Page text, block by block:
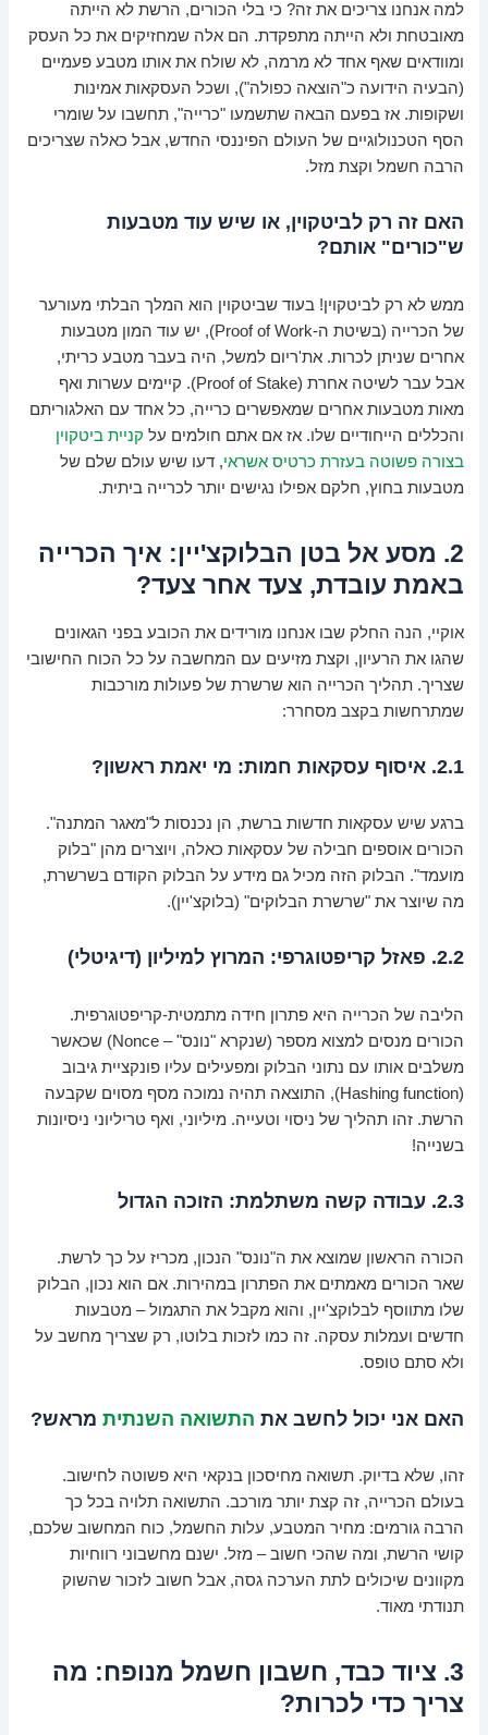
למה אנחנו צריכים את זה? כי בלי הכורים, הרשת לא הייתה
מאובטחת ולא הייתה מתפקדת. הם אלה שמחזיקים את כל העסק
ומוודאים שאף אחד לא מרמה, לא שולח את אותו מטבע פעמיים
(הבעיה הידועה כ"הוצאה כפולה"), ושכל העסקאות אמינות
ושקופות. אז בפעם הבאה שתשמעו "כרייה", תחשבו על שומרי
הסף הטכנולוגיים של העולם הפיננסי החדש, אבל כאלה שצריכים
הרבה חשמל וקצת מזל.
האם זה רק לביטקוין, או שיש עוד מטבעות
ש"כורים" אותם?
ממש לא רק לביטקוין! בעוד שביטקוין הוא המלך הבלתי מעורער
של הכרייה (בשיטת ה-Proof of Work), יש עוד המון מטבעות
אחרים שניתן לכרות. את'ריום למשל, היה בעבר מטבע כריתי,
אבל עבר לשיטה אחרת (Proof of Stake). קיימים עשרות ואף
מאות מטבעות אחרים שמאפשרים כרייה, כל אחד עם האלגוריתם
והכללים הייחודיים שלו. אז אם אתם חולמים על קניית ביטקוין
בצורה פשוטה בעזרת כרטיס אשראי, דעו שיש עולם שלם של
מטבעות בחוץ, חלקם אפילו נגישים יותר לכרייה ביתית.
2. מסע אל בטן הבלוקצ'יין: איך הכרייה
באמת עובדת, צעד אחר צעד?
אוקיי, הנה החלק שבו אנחנו מורידים את הכובע בפני הגאונים
שהגו את הרעיון, וקצת מזיעים עם המחשבה על כל הכוח החישובי
שצריך. תהליך הכרייה הוא שרשרת של פעולות מורכבות
שמתרחשות בקצב מסחרר:
2.1. איסוף עסקאות חמות: מי יאמת ראשון?
ברגע שיש עסקאות חדשות ברשת, הן נכנסות ל"מאגר המתנה".
הכורים אוספים חבילה של עסקאות כאלה, ויוצרים מהן "בלוק
מועמד". הבלוק הזה מכיל גם מידע על הבלוק הקודם בשרשרת,
מה שיוצר את "שרשרת הבלוקים" (בלוקצ'יין).
2.2. פאזל קריפטוגרפי: המרוץ למיליון (דיגיטלי)
הליבה של הכרייה היא פתרון חידה מתמטית-קריפטוגרפית.
הכורים מנסים למצוא מספר (שנקרא "נונס" – Nonce) שכאשר
משלבים אותו עם נתוני הבלוק ומפעילים עליו פונקציית גיבוב
(Hashing function), התוצאה תהיה נמוכה מסף מסוים שקבעה
הרשת. זהו תהליך של ניסוי וטעייה. מיליוני, ואף טריליוני ניסיונות
בשנייה!
2.3. עבודה קשה משתלמת: הזוכה הגדול
הכורה הראשון שמוצא את ה"נונס" הנכון, מכריז על כך לרשת.
שאר הכורים מאמתים את הפתרון במהירות. אם הוא נכון, הבלוק
שלו מתווסף לבלוקצ'יין, והוא מקבל את התגמול – מטבעות
חדשים ועמלות עסקה. זה כמו לזכות בלוטו, רק שצריך מחשב על
ולא סתם טופס.
האם אני יכול לחשב את התשואה השנתית מראש?
זהו, שלא בדיוק. תשואה מחיסכון בנקאי היא פשוטה לחישוב.
בעולם הכרייה, זה קצת יותר מורכב. התשואה תלויה בכל כך
הרבה גורמים: מחיר המטבע, עלות החשמל, כוח המחשוב שלכם,
קושי הרשת, ומה שהכי חשוב – מזל. ישנם מחשבוני רווחיות
מקוונים שיכולים לתת הערכה גסה, אבל חשוב לזכור שהשוק
תנודתי מאוד.
3. ציוד כבד, חשבון חשמל מנופח: מה
צריך כדי לכרות?